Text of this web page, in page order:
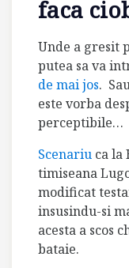
faca
Unde a gresit
putea sa va
de mai jos.
este vorba
perceptibile…
Scenariu ca la
timiseana
modificat
insusindu-si
acesta a scos
bataie.